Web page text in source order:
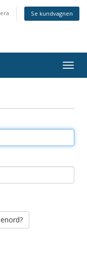
Se kundvagnen